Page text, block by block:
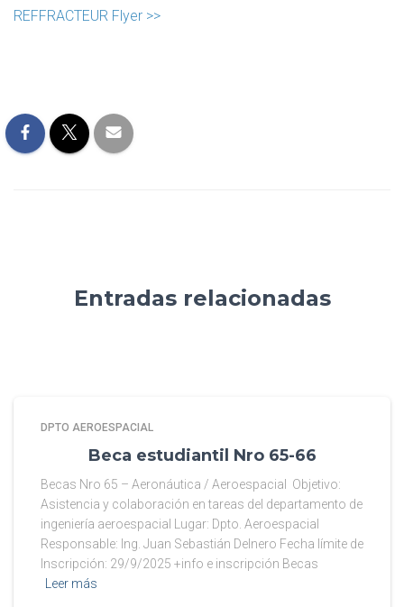
REFFRACTEUR Flyer >>
Entradas relacionadas
DPTO AEROESPACIAL
Beca estudiantil Nro 65-66
Becas Nro 65 – Aeronáutica / Aeroespacial Objetivo:
Asistencia y colaboración en tareas del departamento de
ingeniería aeroespacial Lugar: Dpto. Aeroespacial
Responsable: Ing. Juan Sebastián Delnero Fecha límite de
Inscripción: 29/9/2025 +info e inscripción Becas
Leer más